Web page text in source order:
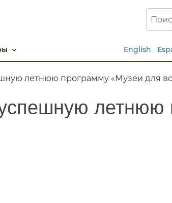
English
летнюю программу «Музеи для
летнюю